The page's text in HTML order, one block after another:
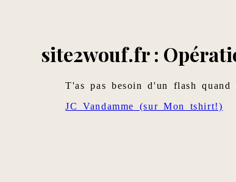
site2wouf.fr :
T'as pas besoin d'un flash
JC Vandamme (sur Mon tshirt!)